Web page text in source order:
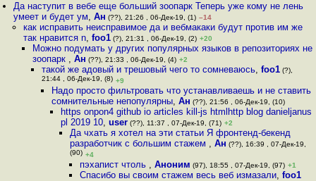
Да наступит в вебе еще больший зоопарк Теперь уже кому не лень
умеет и будет ум,Ан (??), 21:26 , 06-Дек-19, (1) –14
как исправить неисправимое да и вебмакаки будут против им же
так нравится n, foo1(?), 21:31 , 06-Дек-19, (2) +20
Можно подумать у других популярных языков в репозиториях не
зоопарк , Ан (??), 21:33 , 06-Дек-19, (4) +2
такой же адовый и трешовый чего то сомневаюсь,foo1 (?),
21:44 , 06-Дек-19, (8) +9
Надо просто фильтровать что устанавливаешь и не ставить
сомнительные непопулярны, Ан (??), 21:56 , 06-Дек-19, (10)
https onpon4 github io articles kill-js htmlhttp blog danieljanus
pl 2019 10, user(??), 11:37 , 07-Дек-19, (71) +2
Да чхать я хотел на эти статьи Я фронтенд-бекенд
разработчик с большим стажем ,Ан (??), 16:39 , 07-Дек-19,
(90) +4
пэхапист чтоль , Аноним (97), 18:55 , 07-Дек-19, (97) +1
Спасибо вы своим стажем весь веб измазали, foo1